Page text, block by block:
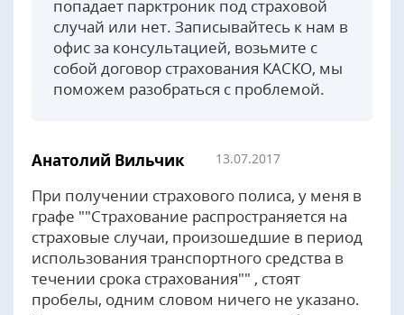
попадает парктроник под страховой
случай или нет. Записывайтесь к нам в
офис за консультацией, возьмите с
собой договор страхования КАСКО, мы
поможем разобраться с проблемой.
Анатолий Вильчик 13.07.2017
При получении страхового полиса, у меня в
графе ""Страхование распространяется на
страховые случаи, произошедшие в период
использования транспортного средства в
течении срока страхования"" , стоят
пробелы, одним словом ничего не указано.